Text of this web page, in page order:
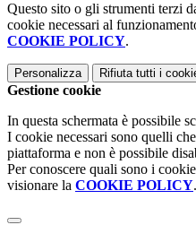
Questo sito o gli strumenti terzi
cookie necessari al
COOKIE POLICY.
Personalizza Rifiuta tutti i
Gestione cookie
In questa schermata è possibile
I cookie necessari sono quelli
piattaforma e non è possibile
Per conoscere quali sono i
visionare la COOKIE POLICY.